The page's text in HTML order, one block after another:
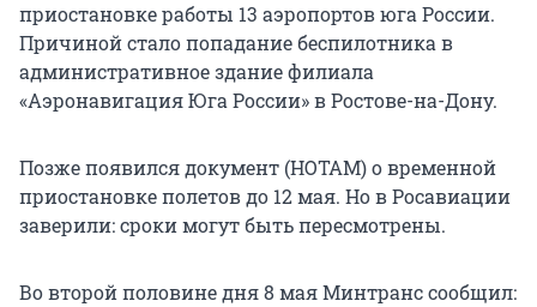
приостановке работы 13 аэропортов юга России.
Причиной стало попадание беспилотника в
административное здание филиала
«Аэронавигация Юга России» в Ростове-на-Дону.
Позже появился документ (НОТАМ) о временной
приостановке полетов до 12 мая. Но в Росавиации
заверили: сроки могут быть пересмотрены.
Во второй половине дня 8 мая Минтранс сообщил: